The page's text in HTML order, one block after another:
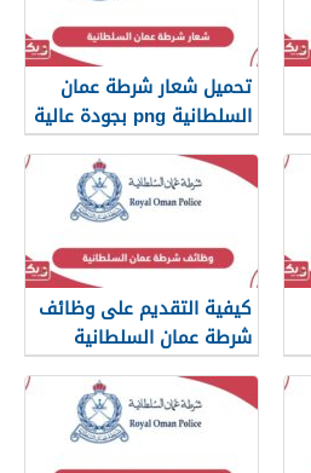
تحميل شعار شرطة عمان
السلطانية png بجودة عالية
2025
كيفية التقديم على وظائف
شرطة عمان السلطانية
2026